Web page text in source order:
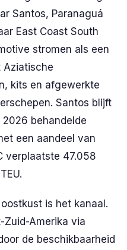
Santos, Paranaguá
East Coast South
stromen als een
Aziatische
kits en afgewerkte
Santos blijft
behandelde
een aandeel van
verplaatste 47.058
is het kanaal.
Zuid-Amerika via
de beschikbaarheid